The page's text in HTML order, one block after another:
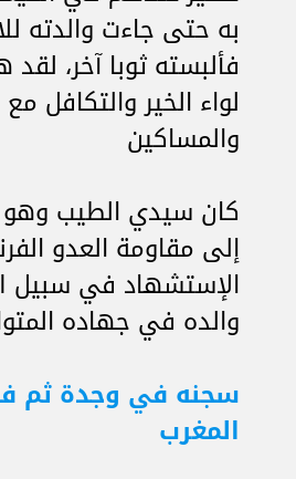
به حتى جاءت والدته
فألبسته ثوبا آخر،
لواء الخير والتكافل مع
والمساكين
كان سيدي الطيب
إلى مقاومة العدو
الإستشهاد في سبيل
والده في جهاده
سجنه في وجدة ثم
المغرب